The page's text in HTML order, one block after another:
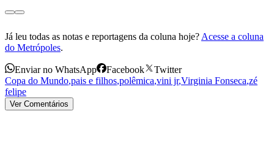
Já leu todas as notas e reportagens da coluna hoje? Acesse a coluna
do Metrópoles.
Enviar no WhatsApp Facebook
Twitter
Copa do Mundo,pais e filhos,polêmica,vini jr,Virginia Fonseca,zé
felipe
Ver Comentários